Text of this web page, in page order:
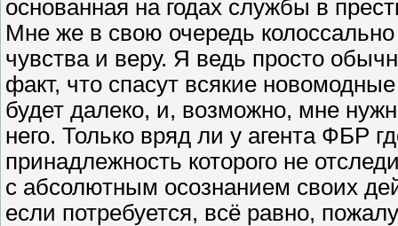
основанная на годах службы в
Мне же в свою очередь
чувства и веру. Я ведь просто
факт, что спасут всякие
будет далеко, и, возможно, мне
него. Только вряд ли у агента ФБР
принадлежность которого не
с абсолютным осознанием своих
если потребуется, всё равно,